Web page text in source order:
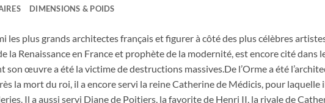
DIMENSIONS & POIDS
plus grands architectes français et figurer à côté des plus célèbres
Renaissance en France et prophète de la modernité, est encore cité dans
son œuvre a été la victime de destructions massives.De l’Orme a été
la mort du roi, il a encore servi la reine Catherine de Médicis, pour
Il a aussi servi Diane de Poitiers, la favorite de Henri II, la rivale de